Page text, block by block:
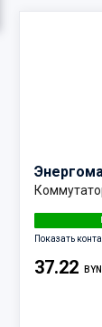
Показать
37.22